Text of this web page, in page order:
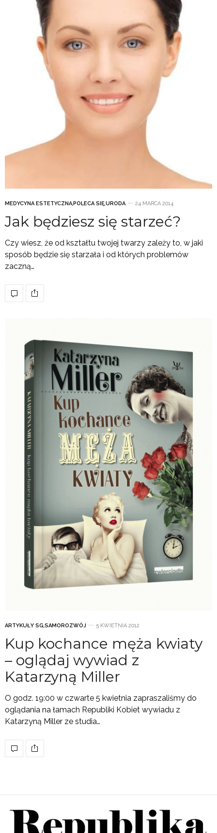
MEDYCYNA ESTETYCZNA,POLECA SIĘ,URODA 24 MARCA 2014
Jak będziesz się starzeć?
Czy wiesz, że od kształtu twojej twarzy zależy to, w jaki
sposób będzie się starzała i od których problemów
zaczną…
ARTYKUŁY SG,SAMOROZWÓJ 5 KWIETNIA 2012
Kup kochance męża kwiaty
– oglądaj wywiad z
Katarzyną Miller
O godz. 19:00 w czwarte 5 kwietnia zapraszaliśmy do
oglądania na łamach Republiki Kobiet wywiadu z
Katarzyną Miller ze studia…